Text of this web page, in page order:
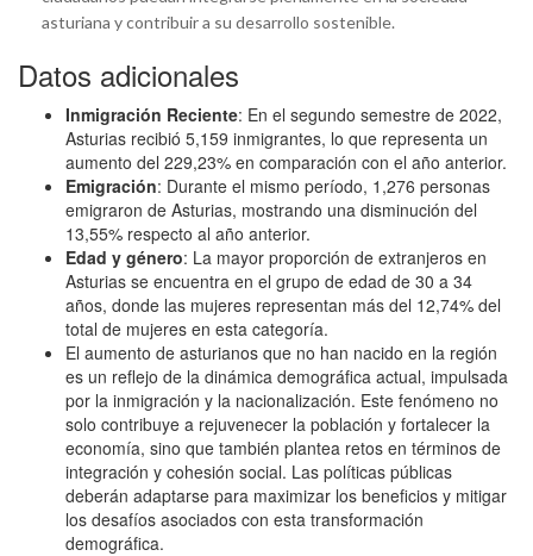
asturiana y contribuir a su desarrollo sostenible.
Datos adicionales
Inmigración Reciente: En el segundo semestre de 2022,
Asturias recibió 5,159 inmigrantes, lo que representa un
aumento del 229,23% en comparación con el año anterior.
Emigración: Durante el mismo período, 1,276 personas
emigraron de Asturias, mostrando una disminución del
13,55% respecto al año anterior.
Edad y género: La mayor proporción de extranjeros en
Asturias se encuentra en el grupo de edad de 30 a 34
años, donde las mujeres representan más del 12,74% del
total de mujeres en esta categoría.
El aumento de asturianos que no han nacido en la región
es un reflejo de la dinámica demográfica actual, impulsada
por la inmigración y la nacionalización. Este fenómeno no
solo contribuye a rejuvenecer la población y fortalecer la
economía, sino que también plantea retos en términos de
integración y cohesión social. Las políticas públicas
deberán adaptarse para maximizar los beneficios y mitigar
los desafíos asociados con esta transformación
demográfica.